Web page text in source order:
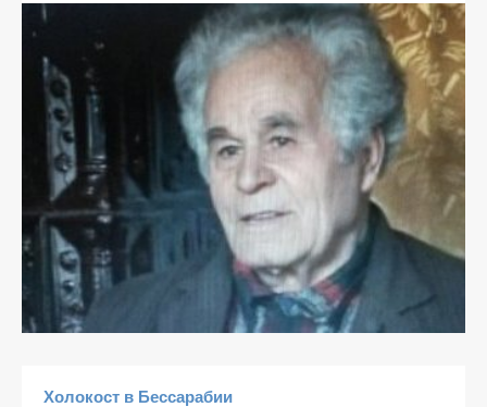
Холокост в Бессарабии